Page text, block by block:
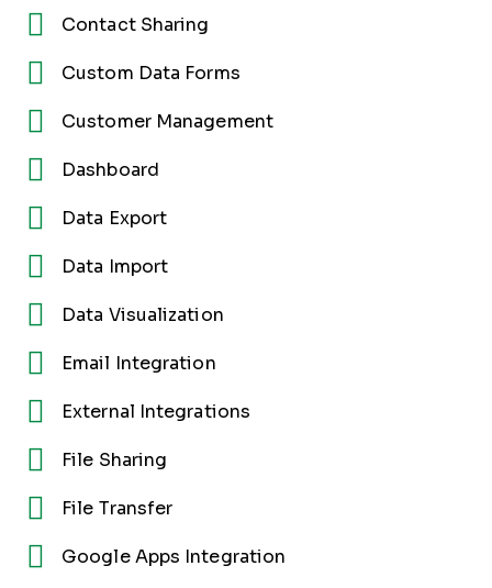
Contact Sharing
Custom Data Forms
Customer Management
Dashboard
Data Export
Data Import
Data Visualization
Email Integration
External Integrations
File Sharing
File Transfer
Google Apps Integration